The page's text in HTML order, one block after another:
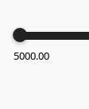
5000.00